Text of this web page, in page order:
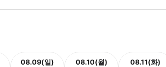
08.09(일) 08.10(월) 08.11(화)